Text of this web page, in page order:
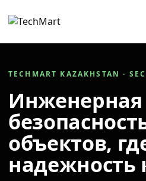
TECHMART KAZAKHSTAN ·
Инженерная
объектов,
надежность